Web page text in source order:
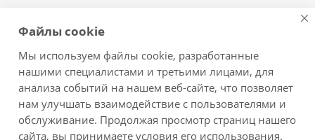
+7 (8482) 622-122 avtovs@yandex.ru
г. Тольятти, ул. Офицерская 14, ГСК "Пламя", 4
этаж, офис 476
Оставайтесь на связи
Файлы cookie
Мы используем файлы cookie, разработанные
нашими специалистами и третьими лицами, для
анализа событий на нашем веб-сайте, что позволяет
нам улучшать взаимодействие с пользователями и
обслуживание. Продолжая просмотр страниц нашего
сайта, вы принимаете условия его использования.